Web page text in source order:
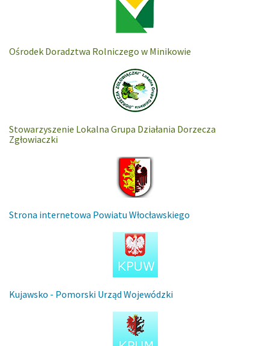
Ośrodek Doradztwa Rolniczego w Minikowie
Stowarzyszenie Lokalna Grupa Działania Dorzecza
Zgłowiaczki
Strona internetowa Powiatu Włocławskiego
Kujawsko - Pomorski Urząd Wojewódzki